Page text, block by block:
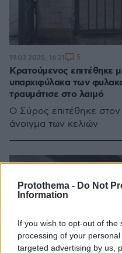
Protothema - Do Not
Information
If you wish to opt-out of
processing of your
targeted advertising by us,
Κρατούμενος επιτέθηκε
υπαρχιφύλακα των
τραυμάτισε στο λαιμό
Ο Σύρος επιτέθηκε
άνοιγμα των κελιών
19.03.2025, 16:21 5